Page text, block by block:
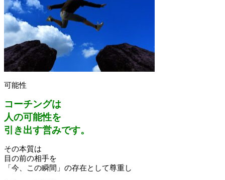
可能性
コーチングは
人の可能性を
引き出す営みです。
その本質は
目の前の相手を
「今、この瞬間」の存在として尊重し